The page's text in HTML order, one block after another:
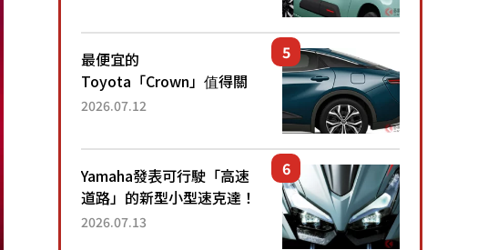
還推出467萬元日圓起的5
人座版...
最便宜的
Toyota「Crown」值得關
注！ 搭載4WD、每公升
眼！ 配備豐富、超越售價
水準，堪稱高CP值代表的
「...
2026.07.12
Yamaha發表可行駛「高速
道路」的新型小型速克達！
搭載能享受超強勁「渦輪
2026.07.13